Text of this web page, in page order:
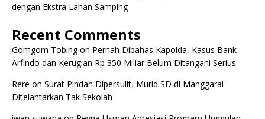
dengan Ekstra Lahan Samping
Recent Comments
Gomgom Tobingon Pernah Dibahas Kapolda, Kasus Bank
Arfindo dan Kerugian Rp 350 Miliar Belum Ditangani Serius
Rere on Surat Pindah Dipersulit, Murid SD di Manggarai
Ditelantarkan Tak Sekolah